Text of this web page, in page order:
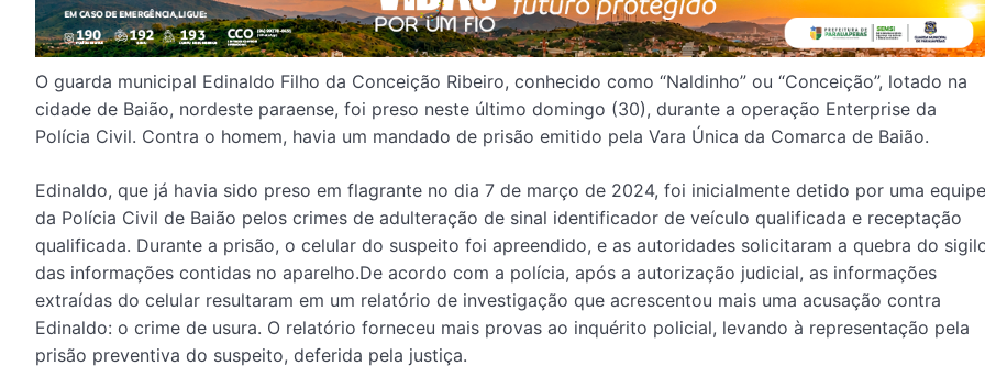
O guarda municipal Edinaldo Filho da Conceição Ribeiro, conhecido como “Naldinho” ou “Conceição”, lotado na
cidade de Baião, nordeste paraense, foi preso neste último domingo (30), durante a operação Enterprise da
Polícia Civil. Contra o homem, havia um mandado de prisão emitido pela Vara Única da Comarca de Baião.
Edinaldo, que já havia sido preso em flagrante no dia 7 de março de 2024, foi inicialmente detido por uma equipe
da Polícia Civil de Baião pelos crimes de adulteração de sinal identificador de veículo qualificada e receptação
qualificada. Durante a prisão, o celular do suspeito foi apreendido, e as autoridades solicitaram a quebra do
das informações contidas no aparelho.De acordo com a polícia, após a autorização judicial, as informações
extraídas do celular resultaram em um relatório de investigação que acrescentou mais uma acusação contra
Edinaldo: o crime de usura. O relatório forneceu mais provas ao inquérito policial, levando à representação pela
prisão preventiva do suspeit​o, deferida pela justiça.